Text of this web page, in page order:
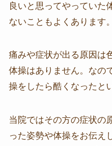
良いと思ってやっていた
ないこともよくあります。
痛みや症状が出る原因は
体操はありません。なの
操をしたら酷くなったと
当院ではその方の症状の
った姿勢や体操をお伝え